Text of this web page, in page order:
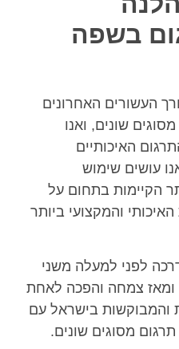
בשפה
העשורים האחרונים
שונים, ואנו
האיכותיים
עושים שימוש
הקיימות בתחום על
והמקצועי ביותר
לפני למעלה משני
צמחה והפכה לאחת
והמבוקשות בישראל עם
מסוגים שונים.